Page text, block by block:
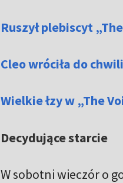
Ruszył plebiscyt
Cleo wróciła do
Wielkie łzy w „The
Decydujące starcie
W sobotni wieczór o